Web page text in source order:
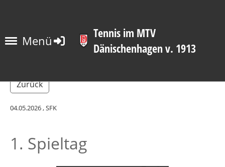
Menü
Tennis im MTV
Dänischenhagen v. 1913
Zurück
04.05.2026, SFK
1. Spieltag